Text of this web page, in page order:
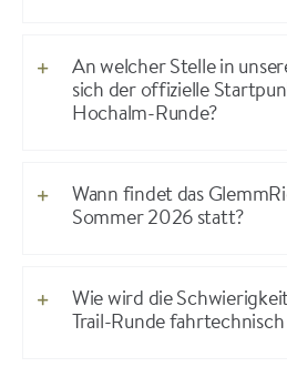
An welcher Stelle in
sich der offizielle
Hochalm-Runde?
Wann findet das
Sommer 2026 statt?
Wie wird die
Trail-Runde